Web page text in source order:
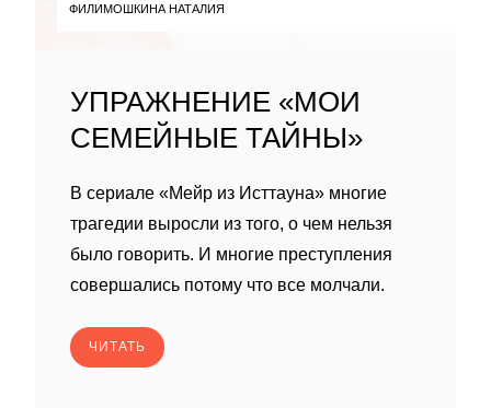
ФИЛИМОШКИНА НАТАЛИЯ
УПРАЖНЕНИЕ «МОИ
СЕМЕЙНЫЕ ТАЙНЫ»
В сериале «Мейр из Исттауна» многие
трагедии выросли из того, о чем нельзя
было говорить. И многие преступления
совершались потому что все молчали.
ЧИТАТЬ